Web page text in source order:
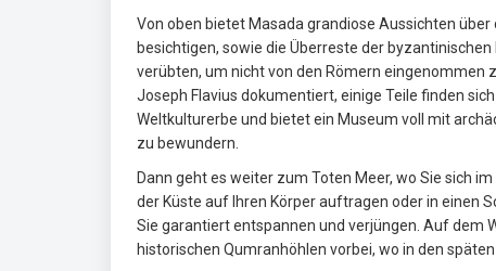
Von oben bietet Masada grandiose Aussichten
besichtigen, sowie die Überreste der
verübten, um nicht von den Römern eingenommen
Joseph Flavius dokumentiert, einige Teile finden
Weltkulturerbe und bietet ein Museum voll mit
zu bewundern.
Dann geht es weiter zum Toten Meer, wo Sie sich
der Küste auf Ihren Körper auftragen oder in einen
Sie garantiert entspannen und verjüngen. Auf dem
historischen Qumranhöhlen vorbei, wo in den